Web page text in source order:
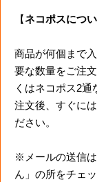
【ネコポスにつ
商品が何個まで
要な数量をご注
くはネコポス2
注文後、すぐに
ださい。
※メールの送信
ん」の所をチェ